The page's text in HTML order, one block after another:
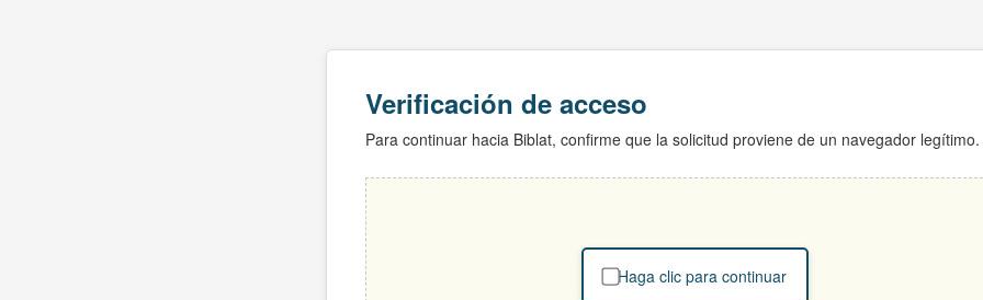
Verificación de acceso
Para continuar hacia Biblat, confirme que la solicitud proviene de un navegador legítimo.
Haga clic para continuar